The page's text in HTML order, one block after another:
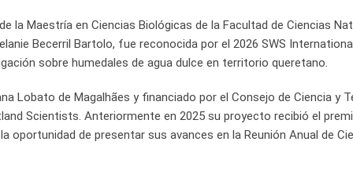
la Maestría en Ciencias Biológicas de la Facultad de Ciencias
Becerril Bartolo, fue reconocida por el 2026 SWS
sobre humedales de agua dulce en territorio queretano.
Lobato de Magalhães y financiado por el Consejo de Ciencia y
Scientists. Anteriormente en 2025 su proyecto recibió el
oportunidad de presentar sus avances en la Reunión Anual de